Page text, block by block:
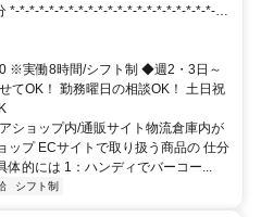
※実働8時間/シフト制 ◆週2・3日～
てOK！ 勤務曜日の相談OK！ 土日祝
ショップ内/通販サイト物流倉庫内が
ップ ECサイトで取り扱う商品の 仕分
的には 1：ハンディでバーコー...
シフト制